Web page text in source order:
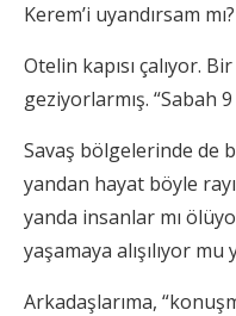
Kerem’i uyandırsam mı?
Otelin kapısı çalıyor.
geziyorlarmış. “Sabah
Savaş bölgelerinde de
yandan hayat böyle
yanda insanlar mı
yaşamaya alışılıyor mu
Arkadaşlarıma,